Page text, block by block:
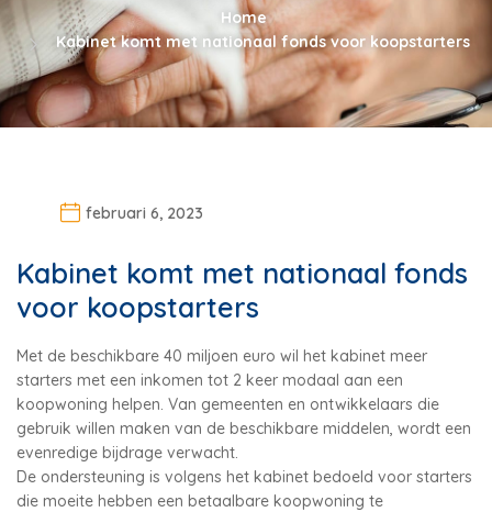
Home
Kabinet komt met nationaal fonds voor koopstarters
februari 6, 2023
Kabinet komt met nationaal fonds
voor koopstarters
Met de beschikbare 40 miljoen euro wil het kabinet meer
starters met een inkomen tot 2 keer modaal aan een
koopwoning helpen. Van gemeenten en ontwikkelaars die
gebruik willen maken van de beschikbare middelen, wordt een
evenredige bijdrage verwacht.
De ondersteuning is volgens het kabinet bedoeld voor starters
die moeite hebben een betaalbare koopwoning te